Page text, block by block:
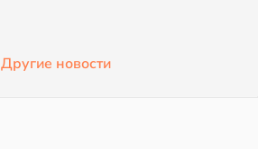
Другие новости